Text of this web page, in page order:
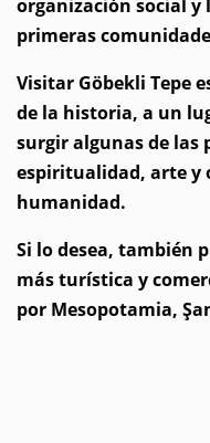
organización social y
primeras
Visitar Göbekli Tepe
de la historia, a un
surgir algunas de las
espiritualidad, arte y
humanidad.
Si lo desea, también
más turística y
por Mesopotamia,